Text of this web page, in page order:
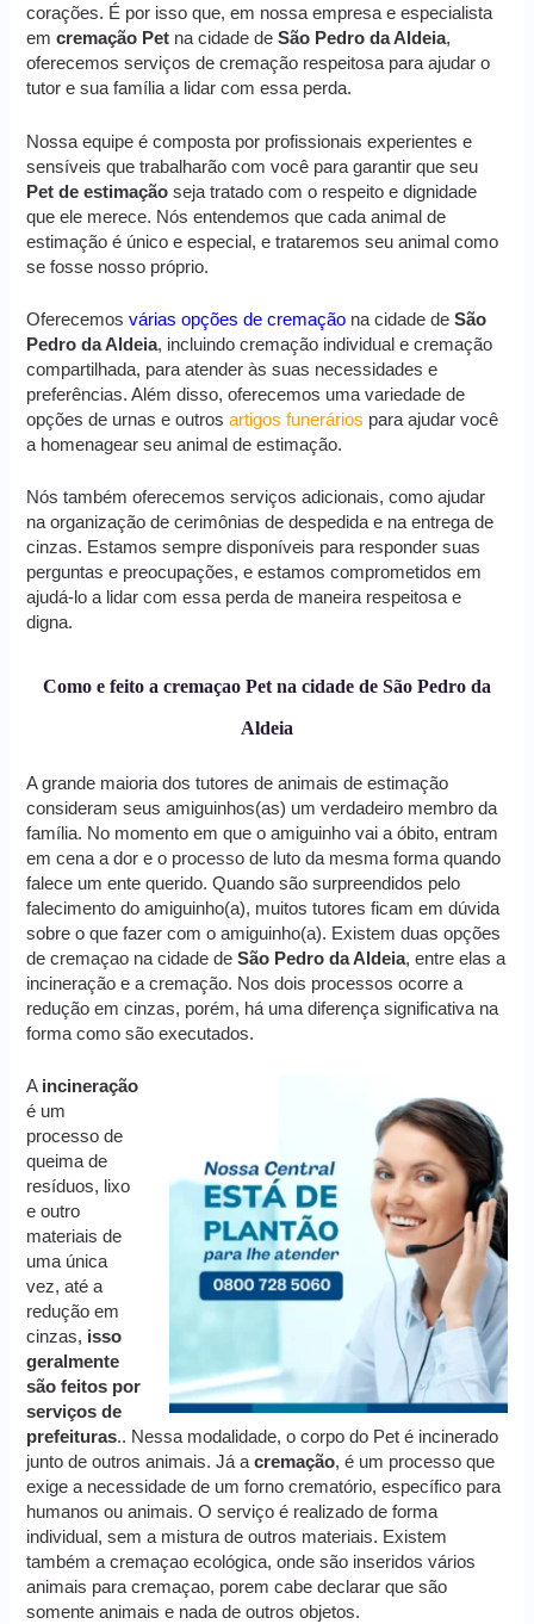
corações. É por isso que, em nossa empresa e especialista
emcremação Pet na cidade deSão Pedro da Aldeia,
oferecemos serviços de cremação respeitosa para ajudar o
tutor e sua família a lidar com essa perda.
Nossa equipe é composta por profissionais experientes e
sensíveis que trabalharão com você para garantir que seu
Pet de estimação seja tratado com o respeito e dignidade
que ele merece. Nós entendemos que cada animal de
estimação é único e especial, e trataremos seu animal como
se fosse nosso próprio.
Oferecemosvárias opções de cremação na cidade deSão
Pedro da Aldeia, incluindo cremação individual e cremação
compartilhada, para atender às suas necessidades e
preferências. Além disso, oferecemos uma variedade de
opções de urnas e outrosartigos funerários para ajudar você
a homenagear seu animal de estimação.
Nós também oferecemos serviços adicionais, como ajudar
na organização de cerimônias de despedida e na entrega de
cinzas. Estamos sempre disponíveis para responder suas
perguntas e preocupações, e estamos comprometidos em
ajudá-lo a lidar com essa perda de maneira respeitosa e
digna.
Como e feito a cremaçao Pet na cidade de São Pedro da
Aldeia
A grande maioria dos tutores de animais de estimação
consideram seus amiguinhos(as) um verdadeiro membro da
família. No momento em que o amiguinho vai a óbito, entram
em cena a dor e o processo de luto da mesma forma quando
falece um ente querido. Quando são surpreendidos pelo
falecimento do amiguinho(a), muitos tutores ficam em dúvida
sobre o que fazer com o amiguinho(a). Existem duas opções
de cremaçao na cidade deSão Pedro da Aldeia, entre elas a
incineração e a cremação. Nos dois processos ocorre a
redução em cinzas, porém, há uma diferença significativa na
forma como são executados.
A incineração
é um
processo de
queima de
resíduos, lixo
e outro
materiais de
uma única
vez, até a
redução em
cinzas, isso
geralmente
são feitos por
serviços de
prefeituras.. Nessa modalidade, o corpo do Pet é incinerado
junto de outros animais. Já acremação, é um processo que
exige a necessidade de um forno crematório, específico para
humanos ou animais. O serviço é realizado de forma
individual, sem a mistura de outros materiais. Existem
também a cremaçao ecológica, onde são inseridos vários
animais para cremaçao, porem cabe declarar que são
somente animais e nada de outros objetos.